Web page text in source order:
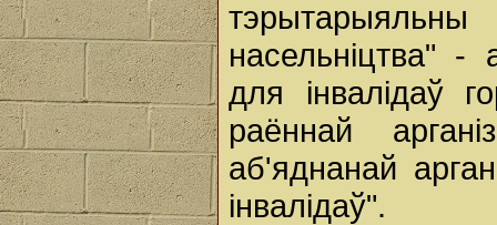
тэрытарыяльны
насельніцтва" -
для інвалідаў
раённай
аб'яднанай
інвалідаў".